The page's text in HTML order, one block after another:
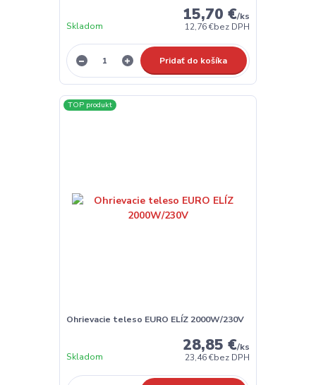
15,70 €/ks
12,76 €bez DPH
Skladom
Pridať do košíka
TOP produkt
Ohrievacie teleso EURO ELÍZ 2000W/230V
28,85 €/ks
23,46 €bez DPH
Skladom